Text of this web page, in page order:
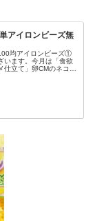
アイロンビーズ無
均アイロンビーズ①
います。今月は「食欲
立て」卵CMのネコの